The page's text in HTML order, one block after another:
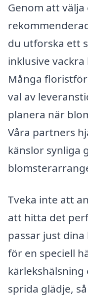
Genom att välja
du utforska ett
inklusive
Många
val av
planera när
Våra partners
känslor synliga
Tveka inte att
att hitta det
passar just
för en speciell
sprida glädje,